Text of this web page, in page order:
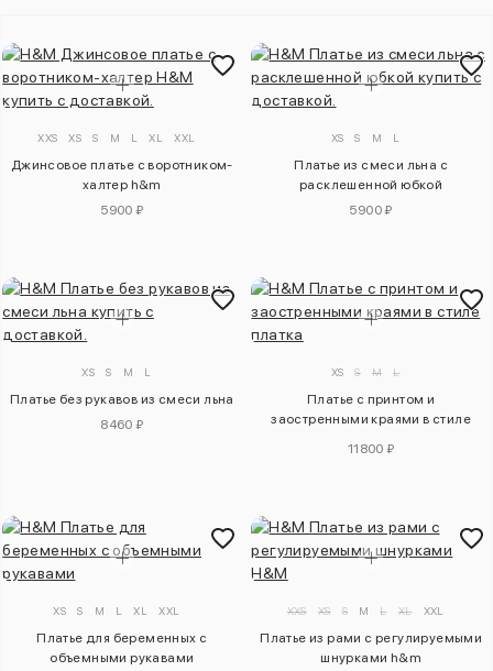
XXS XS S M L XL XXL
Джинсовое платье с воротником-
халтер h&m
5900 ₽
XS S M L
Платье из смеси льна с
расклешенной юбкой
5900 ₽
XS S M L
Платье без рукавов из смеси льна
8460 ₽
XS S M L
Платье с принтом и
заостренными краями в стиле
11800 ₽
XS S M L XL XXL
Платье для беременных с
объемными рукавами
XXS XS S M L XL XXL
Платье из рами с регулируемыми
шнурками h&m